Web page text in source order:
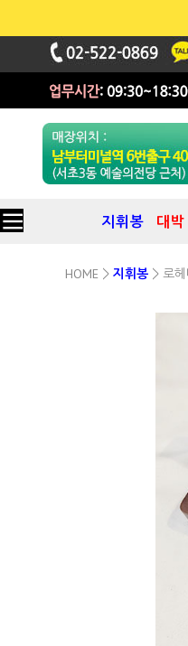
지휘봉 대
HOME > 지휘봉 > 로
[102] 로헤마 브루